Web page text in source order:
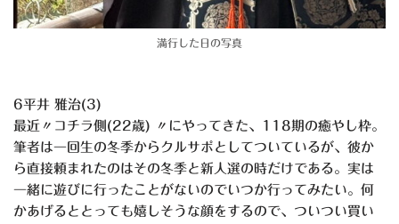
満行した日の写真
6平井 雅治(3)
最近〃コチラ側(22歳) 〃にやってきた、118期の癒やし枠。
筆者は一回生の冬季からクルサポとしてついているが、彼か
ら直接頼まれたのはその冬季と新人選の時だけである。実は
一緒に遊びに行ったことがないのでいつか行ってみたい。何
かあげるととっても嬉しそうな顔をするので、ついつい買い